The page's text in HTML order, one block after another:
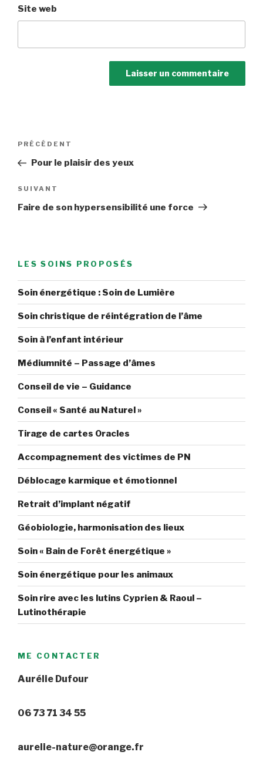
Site web
Navigation
l’article
Article
précédent
PRÉCÉDENT
Pour le plaisir des yeux
Article
suivant
SUIVANT
Faire de son hypersensibilité une force
LES SOINS PROPOSÉS
Soin énergétique : Soin de Lumière
Soin christique de réintégration de l’âme
Soin à l’enfant intérieur
Médiumnité – Passage d’âmes
Conseil de vie – Guidance
Conseil « Santé au Naturel »
Tirage de cartes Oracles
Accompagnement des victimes de PN
Déblocage karmique et émotionnel
Retrait d’implant négatif
Géobiologie, harmonisation des lieux
Soin « Bain de Forêt énergétique »
Soin énergétique pour les animaux
Soin rire avec les lutins Cyprien & Raoul –
Lutinothérapie
ME CONTACTER
Aurélie Dufour
06 73 71 34 55
aurelie-nature@orange.fr